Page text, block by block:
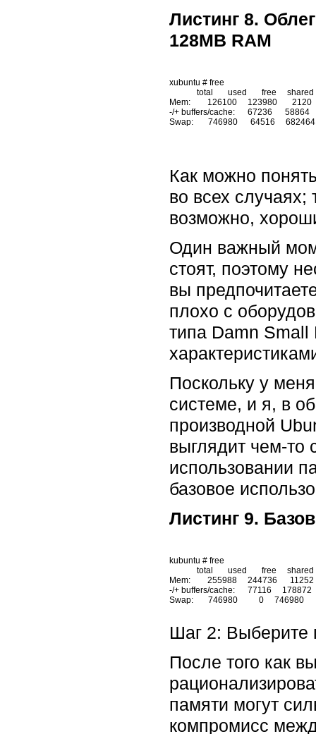
Листинг 8.
128MB RAM
xubuntu # free
Mem:        126100     123980       2120
-/+ buffers/cache:      67236      58864
Как можно
во всех случаях;
возможно,
Один важный
стоят, поэтому
вы
плохо с
типа Damn Small
Поскольку у
системе, и я, в
производной
выглядит чем-то
использовании
базовое
Листинг 9.
kubuntu # free
Mem:        255988     244736
-/+ buffers/cache:      77116     178872
Шаг 2: Выберите
После того как
памяти могут
компромисс